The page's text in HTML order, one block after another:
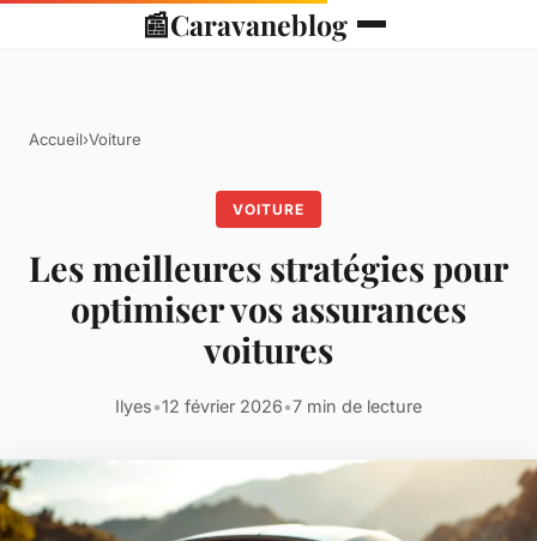
📰Caravaneblog
Accueil›Voiture
VOITURE
Les meilleures stratégies pour
optimiser vos assurances
voitures
Ilyes•12 février 2026•7 min de lecture